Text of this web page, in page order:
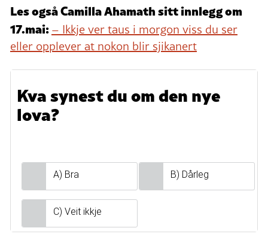
Les også Camilla Ahamath sitt innlegg om
17.mai:– Ikkje ver taus i morgon viss du ser
eller opplever at nokon blir sjikanert
Kva synest du om den nye
lova?
A) Bra B) Dårleg
C) Veit ikkje